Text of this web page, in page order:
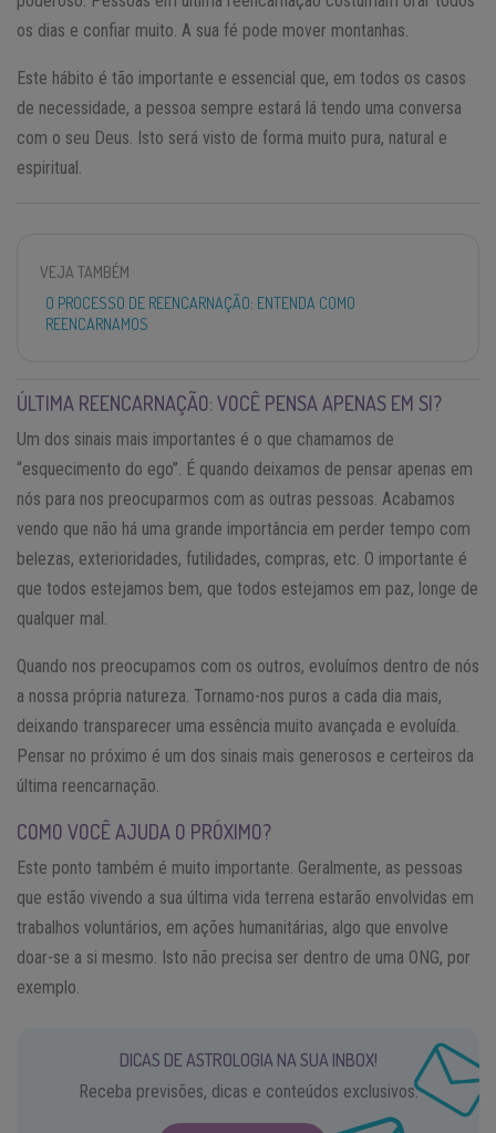
os dias e confiar muito. A sua fé pode mover montanhas.
Este hábito é tão importante e essencial que, em todos os casos
de necessidade, a pessoa sempre estará lá tendo uma conversa
com o seu Deus. Isto será visto de forma muito pura, natural e
espiritual.
VEJA TAMBÉM
O PROCESSO DE REENCARNAÇÃO: ENTENDA COMO
REENCARNAMOS
ÚLTIMA REENCARNAÇÃO: VOCÊ PENSA APENAS EM SI?
Um dos sinais mais importantes é o que chamamos de
“esquecimento do ego”. É quando deixamos de pensar apenas em
nós para nos preocuparmos com as outras pessoas. Acabamos
vendo que não há uma grande importância em perder tempo com
belezas, exterioridades, futilidades, compras, etc. O importante é
que todos estejamos bem, que todos estejamos em paz, longe de
qualquer mal.
Quando nos preocupamos com os outros, evoluímos dentro de nós
a nossa própria natureza. Tornamo-nos puros a cada dia mais,
deixando transparecer uma essência muito avançada e evoluída.
Pensar no próximo é um dos sinais mais generosos e certeiros da
última reencarnação.
COMO VOCÊ AJUDA O PRÓXIMO?
Este ponto também é muito importante. Geralmente, as pessoas
que estão vivendo a sua última vida terrena estarão envolvidas em
trabalhos voluntários, em ações humanitárias, algo que envolve
doar-se a si mesmo. Isto não precisa ser dentro de uma ONG, por
exemplo.
DICAS DE ASTROLOGIA NA SUA INBOX!
Receba previsões, dicas e conteúdos exclusivos.